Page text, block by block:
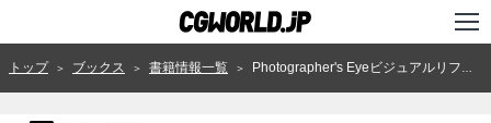
TOP
トップ ＞ ブックス ＞ 書籍情報一覧 ＞ Photographer's Eyeビジュアルリファレンス